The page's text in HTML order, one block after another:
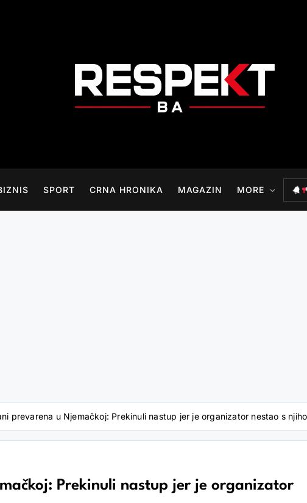
SPORT CRNA HRONIKA MAGAZIN MORE
prevarena u Njemačkoj: Prekinuli nastup jer je organizator nestao s
Prekinuli nastup jer je organizator